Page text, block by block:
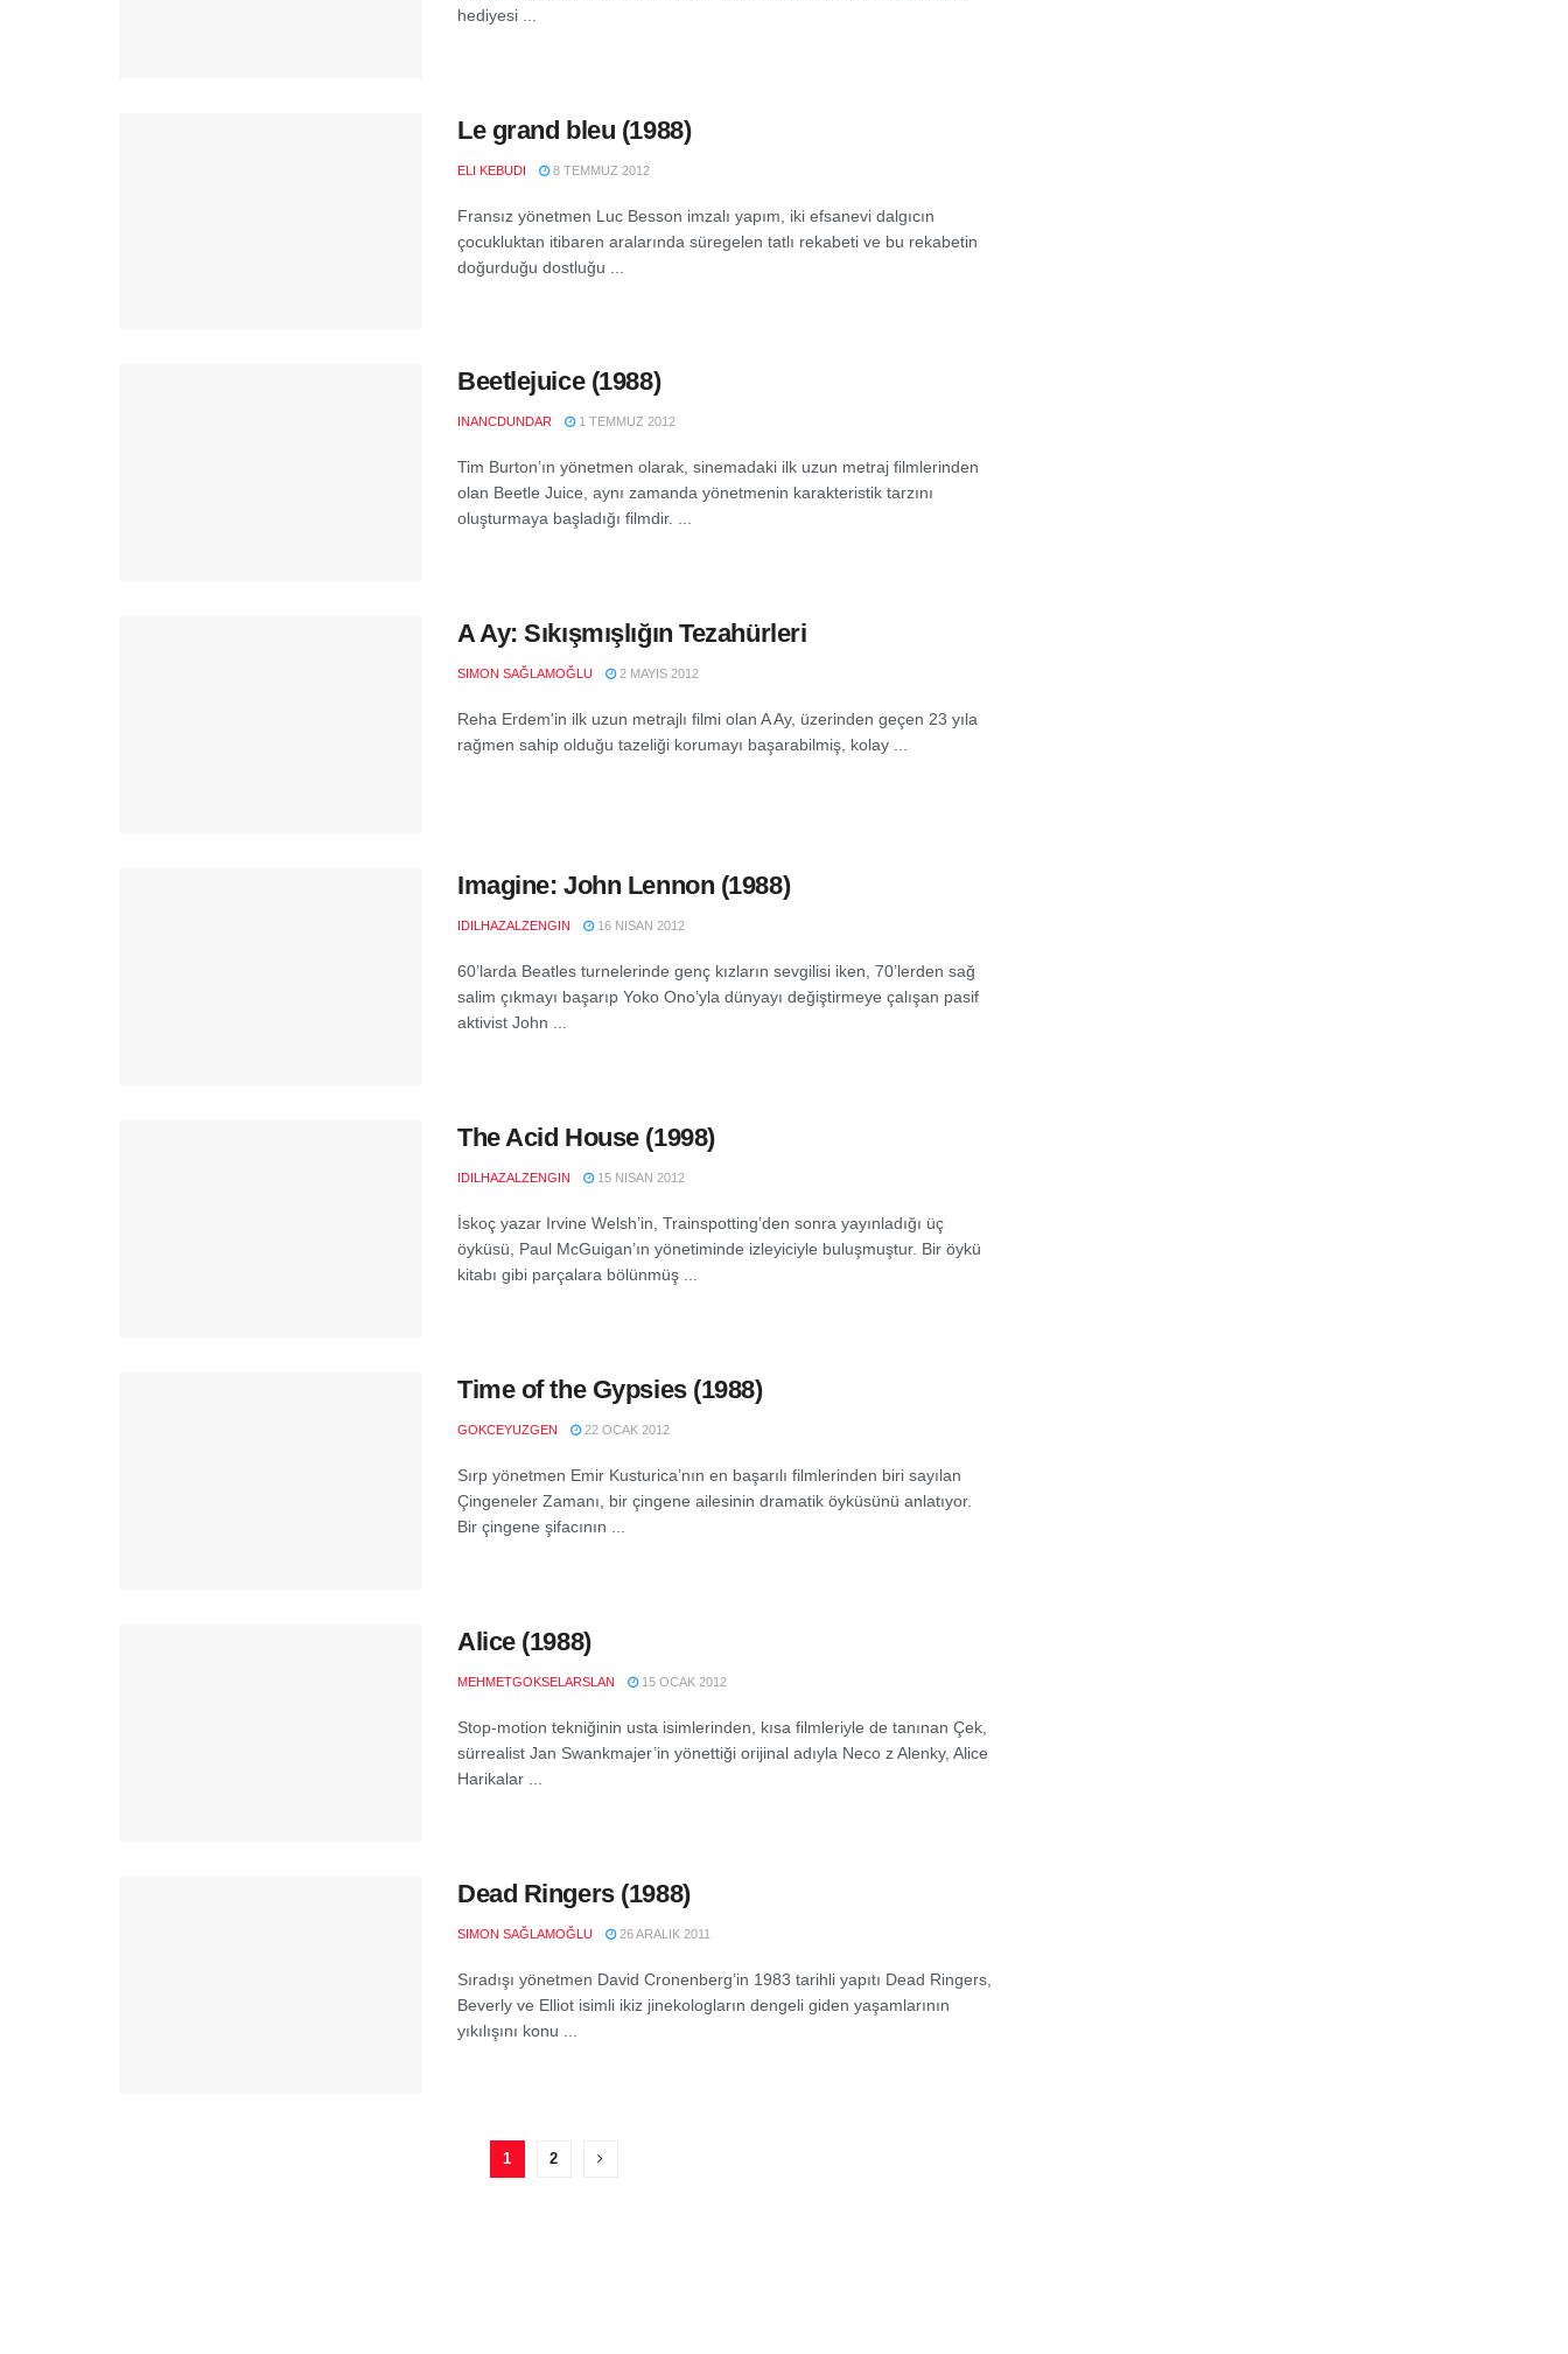
hediyesi ...
Le grand bleu (1988)
ELI KEBUDI 8 TEMMUZ 2012
Fransız yönetmen Luc Besson imzalı yapım, iki efsanevi dalgıcın
çocukluktan itibaren aralarında süregelen tatlı rekabeti ve bu rekabetin
doğurduğu dostluğu ...
Beetlejuice (1988)
INANCDUNDAR 1 TEMMUZ 2012
Tim Burton’ın yönetmen olarak, sinemadaki ilk uzun metraj filmlerinden
olan Beetle Juice, aynı zamanda yönetmenin karakteristik tarzını
oluşturmaya başladığı filmdir. ...
A Ay: Sıkışmışlığın Tezahürleri
SIMON SAĞLAMOĞLU 2 MAYIS 2012
Reha Erdem'in ilk uzun metrajlı filmi olan A Ay, üzerinden geçen 23 yıla
rağmen sahip olduğu tazeliği korumayı başarabilmiş, kolay ...
Imagine: John Lennon (1988)
IDILHAZALZENGIN 16 NISAN 2012
60’larda Beatles turnelerinde genç kızların sevgilisi iken, 70’lerden sağ
salim çıkmayı başarıp Yoko Ono’yla dünyayı değiştirmeye çalışan pasif
aktivist John ...
The Acid House (1998)
IDILHAZALZENGIN 15 NISAN 2012
İskoç yazar Irvine Welsh’in, Trainspotting’den sonra yayınladığı üç
öyküsü, Paul McGuigan’ın yönetiminde izleyiciyle buluşmuştur. Bir öykü
kitabı gibi parçalara bölünmüş ...
Time of the Gypsies (1988)
GOKCEYUZGEN 22 OCAK 2012
Sırp yönetmen Emir Kusturica’nın en başarılı filmlerinden biri sayılan
Çingeneler Zamanı, bir çingene ailesinin dramatik öyküsünü anlatıyor.
Bir çingene şifacının ...
Alice (1988)
MEHMETGOKSELARSLAN 15 OCAK 2012
Stop-motion tekniğinin usta isimlerinden, kısa filmleriyle de tanınan Çek,
sürrealist Jan Swankmajer’in yönettiği orijinal adıyla Neco z Alenky, Alice
Harikalar ...
Dead Ringers (1988)
SIMON SAĞLAMOĞLU 26 ARALIK 2011
Sıradışı yönetmen David Cronenberg’in 1983 tarihli yapıtı Dead Ringers,
Beverly ve Elliot isimli ikiz jinekologların dengeli giden yaşamlarının
yıkılışını konu ...
1 2